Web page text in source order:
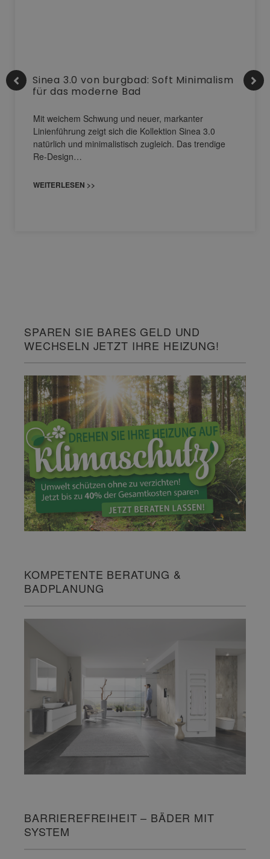
Sinea 3.0 von burgbad: Soft Minimalism
für das moderne Bad
Mit weichem Schwung und neuer, markanter
Linienführung zeigt sich die Kollektion Sinea 3.0
natürlich und minimalistisch zugleich. Das trendige
Re-Design…
WEITERLESEN >>
SPAREN SIE BARES GELD UND
WECHSELN JETZT IHRE HEIZUNG!
KOMPETENTE BERATUNG &
BADPLANUNG
BARRIEREFREIHEIT – BÄDER MIT
SYSTEM